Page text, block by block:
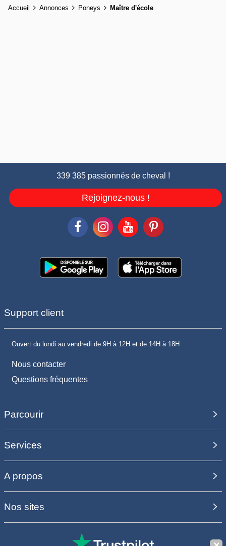
Accueil Annonces Poneys Maître d'école
339 385 passionnés de cheval !
Rejoignez-nous !
Support client
Ouvert du lundi au vendredi de 9H à 12H et de 14H à 18H
Nous contacter
Questions fréquentes
Parcourir
Services
A propos
Nos sites